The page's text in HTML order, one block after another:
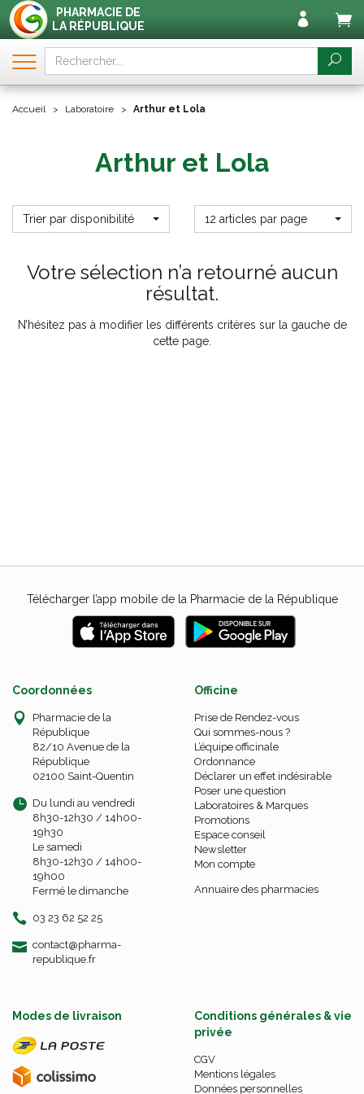
PHARMACIE DE
LA RÉPUBLIQUE
Accueil Laboratoire Arthur et Lola
Arthur et Lola
Trier par disponibilité 12 articles par page
Votre sélection n’a retourné aucun
résultat.
N’hésitez pas à modifier les différents critères sur la gauche de
cette page.
Télécharger l’app mobile de la Pharmacie de la République
Coordonnées
Pharmacie de la
République
82/10 Avenue de la
République
02100 Saint-Quentin
Du lundi au vendredi
8h30-12h30 / 14h00-
19h30
Le samedi
8h30-12h30 / 14h00-
19h00
Fermé le dimanche
03 23 62 52 25
contact-
@-
pharma-
republique.fr
Officine
Prise de Rendez-vous
Qui sommes-nous ?
L’équipe officinale
Ordonnance
Déclarer un effet indésirable
Poser une question
Laboratoires & Marques
Promotions
Espace conseil
Newsletter
Mon compte
Annuaire des pharmacies
Modes de livraison
Conditions générales & vie
privée
CGV
Mentions légales
Données personnelles